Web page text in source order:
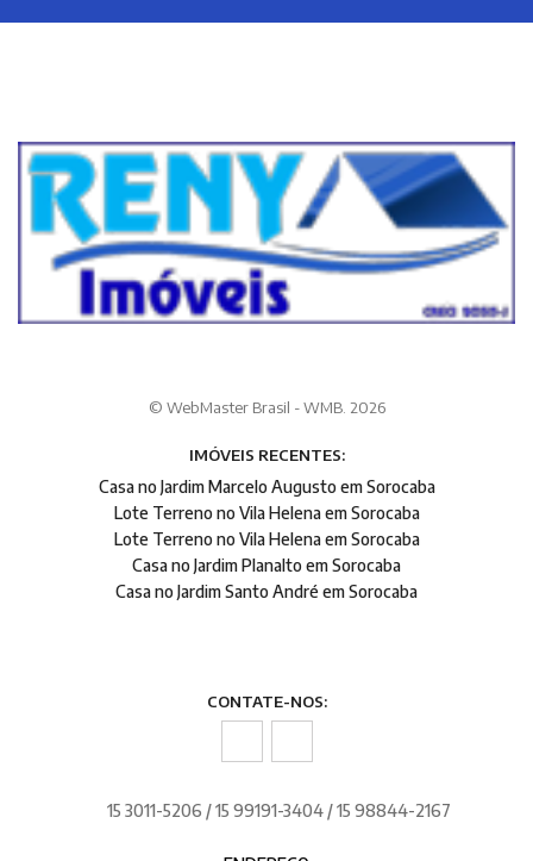
© WebMaster Brasil - WMB. 2026
IMÓVEIS RECENTES:
Casa no Jardim Marcelo Augusto em Sorocaba
Lote Terreno no Vila Helena em Sorocaba
Lote Terreno no Vila Helena em Sorocaba
Casa no Jardim Planalto em Sorocaba
Casa no Jardim Santo André em Sorocaba
CONTATE-NOS:
15 3011-5206 / 15 99191-3404 / 15 98844-2167